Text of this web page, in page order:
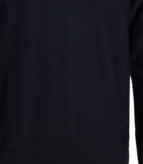
päähineet, huivit ja käsineet
ja alusvaatteet
alusvaatteet
sukat
yöasut
aamutakit ja kylpytakit